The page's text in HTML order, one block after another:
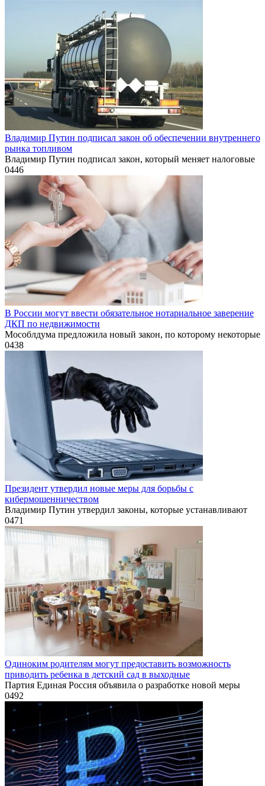
Владимир Путин подписал закон об обеспечении внутреннего
рынка топливом
Владимир Путин подписал закон, который меняет налоговые
0446
В России могут ввести обязательное нотариальное заверение
ДКП по недвижимости
Мособлдума предложила новый закон, по которому некоторые
0438
Президент утвердил новые меры для борьбы с
кибермошенничеством
Владимир Путин утвердил законы, которые устанавливают
0471
Одиноким родителям могут предоставить возможность
приводить ребенка в детский сад в выходные
Партия Единая Россия объявила о разработке новой меры
0492